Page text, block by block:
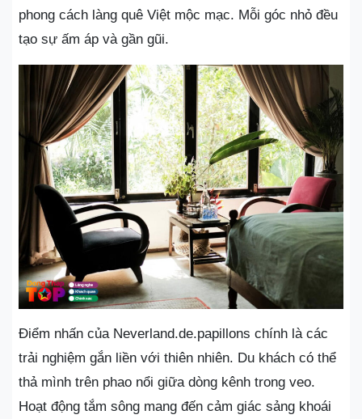
phong cách làng quê Việt mộc mạc. Mỗi góc nhỏ đều
tạo sự ấm áp và gần gũi.
Điểm nhấn của Neverland.de.papillons chính là các
trải nghiệm gắn liền với thiên nhiên. Du khách có thể
thả mình trên phao nổi giữa dòng kênh trong veo.
Hoạt động tắm sông mang đến cảm giác sảng khoái